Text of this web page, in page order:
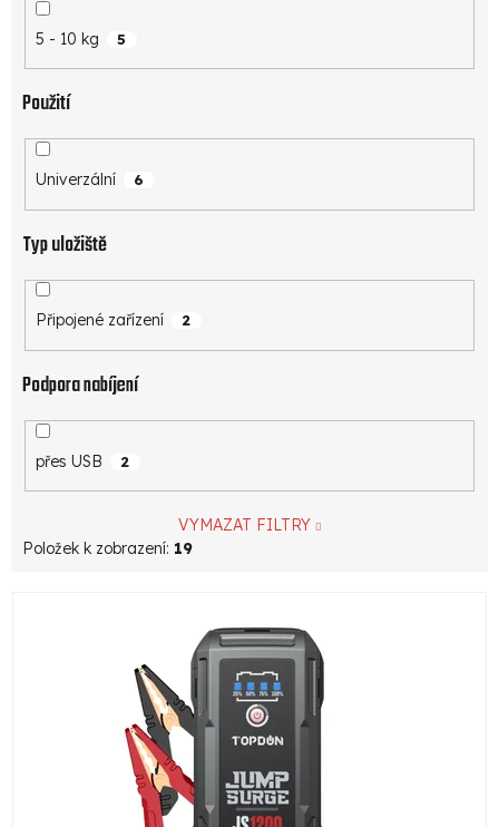
5 - 10 kg 5
Použití
Univerzální 6
Typ uložiště
Připojené zařízení 2
Podpora nabíjení
přes USB 2
VYMAZAT FILTRY
Položek k zobrazení: 19